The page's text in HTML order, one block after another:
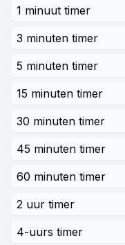
1 minuut timer
3 minuten timer
5 minuten timer
15 minuten timer
30 minuten timer
45 minuten timer
60 minuten timer
2 uur timer
4-uurs timer